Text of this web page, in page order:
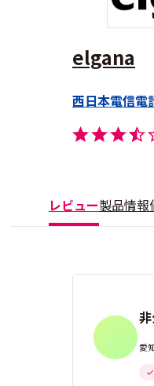
elgana
西日本電信電
レビュー製品情報
愛